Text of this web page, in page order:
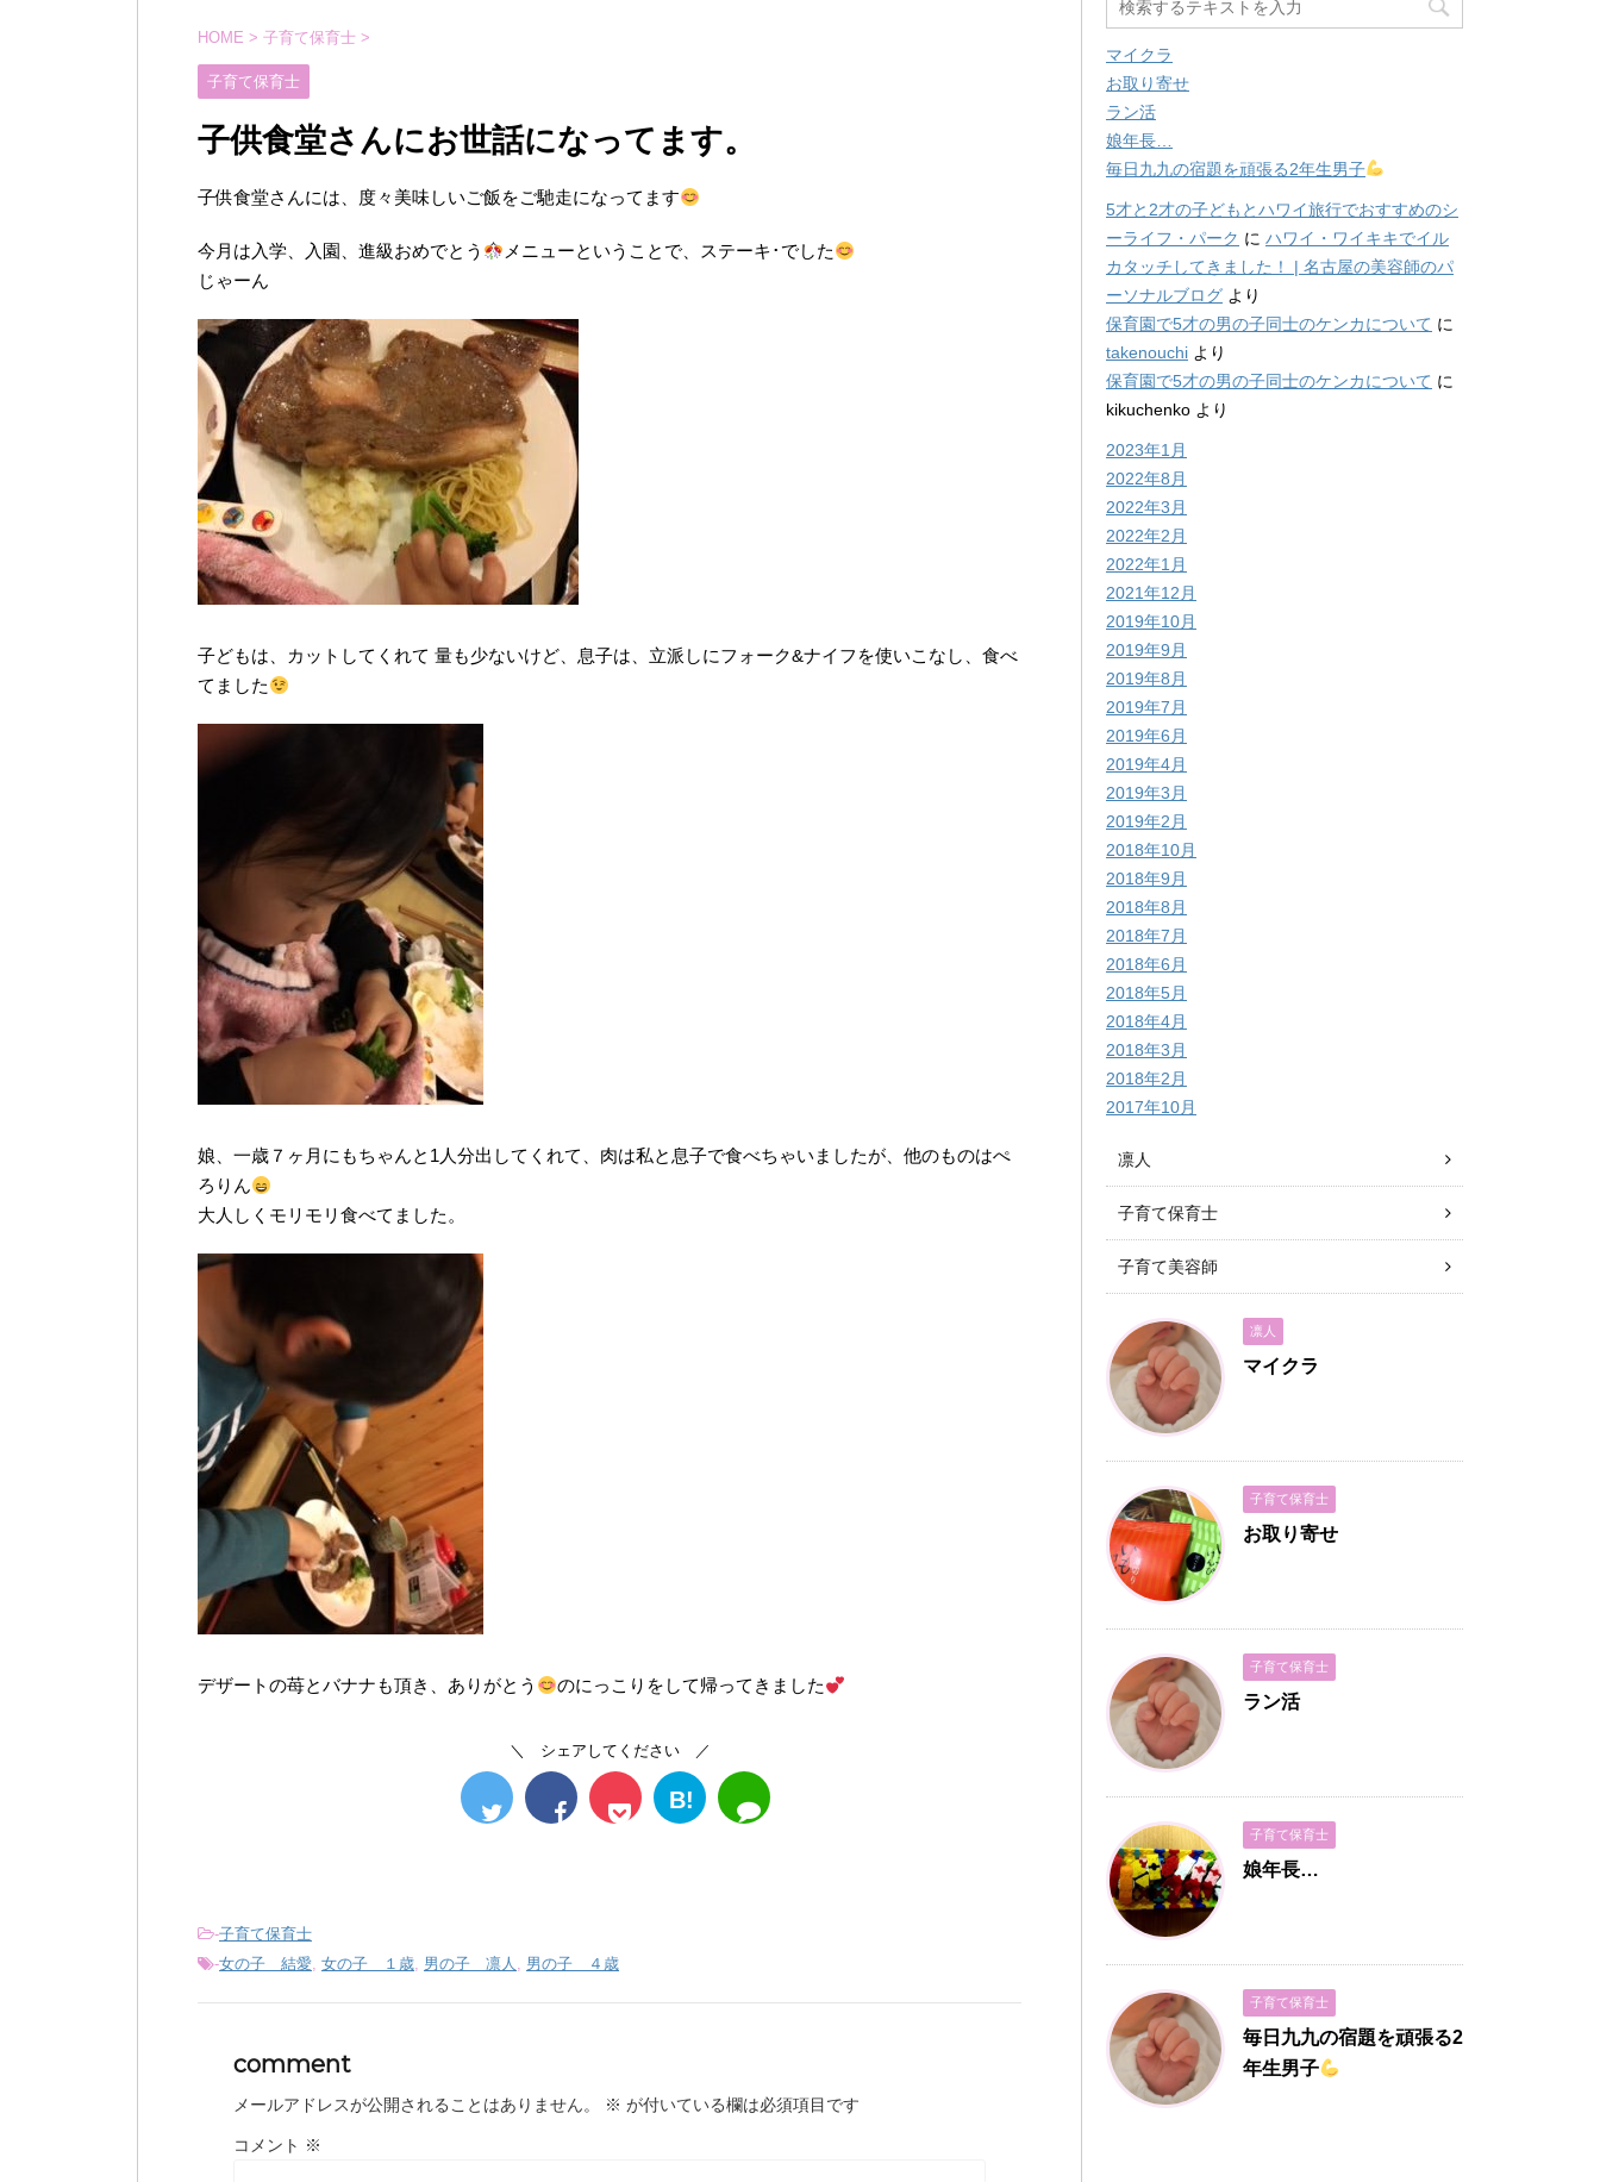
HOME > 子育て保育士 >
子育て保育士
子供食堂さんにお世話になってます。
子供食堂さんには、度々美味しいご飯をご馳走になってます
今月は入学、入園、進級おめでとう
メニューということで、ステーキ･でした
じゃーん
子どもは、カットしてくれて 量も少ないけど、息子は、立派しにフォーク&ナイフを使いこなし、食べ
てました
娘、一歳７ヶ月にもちゃんと1人分出してくれて、肉は私と息子で食べちゃいましたが、他のものはぺ
ろりん
大人しくモリモリ食べてました。
デザートの苺とバナナも頂き、ありがとう のにっこりをして帰ってきました
＼ シェアしてください ／
B!
-子育て保育士
-女の子 結愛, 女の子 １歳, 男の子 凛人 , 男の子 ４歳
comment
メールアドレスが公開されることはありません。 ※ が付いている欄は必須項目です
コメント ※
マイクラ
お取り寄せ
ラン活
娘年長…
毎日九九の宿題を頑張る2年生男子
5才と2才の子どもとハワイ旅行でおすすめのシ
ーライフ・パーク に ハワイ・ワイキキでイル
カタッチしてきました！ | 名古屋の美容師のパ
ーソナルブログ より
保育園で5才の男の子同士のケンカについて に
takenouchi より
保育園で5才の男の子同士のケンカについて に
kikuchenko より
2023年1月
2022年8月
2022年3月
2022年2月
2022年1月
2021年12月
2019年10月
2019年9月
2019年8月
2019年7月
2019年6月
2019年4月
2019年3月
2019年2月
2018年10月
2018年9月
2018年8月
2018年7月
2018年6月
2018年5月
2018年4月
2018年3月
2018年2月
2017年10月
凛人
子育て保育士
子育て美容師
凛人
マイクラ
子育て保育士
お取り寄せ
子育て保育士
ラン活
子育て保育士
娘年長…
子育て保育士
毎日九九の宿題を頑張る2
年生男子